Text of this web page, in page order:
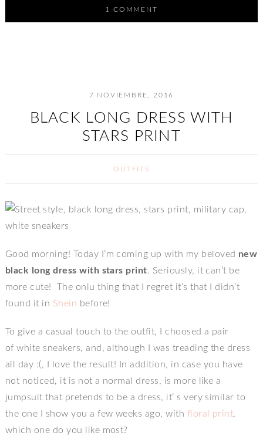
1 COMMENT
7 NOVIEMBRE, 2016
BLACK LONG DRESS WITH
STARS PRINT
OUTFITS
Good morning! Today I’m coming up with my beloved new
black long dress with stars print. Seriously, it can’t be
more cute! The onlu thing that I regret it’s that I didn’t
found it in Shein before!
To give a casual touch to the outfit, I choosed a pair
of white sneakers, and, although I was treading the dress
all day :(, I love the result! In addition, in case you have
not noticed, it is not a normal dress, is more like a
jumpsuit that pretends to be a dress, it’ s very similar to
the one I show you a few weeks ago, with floral print,
which one do you like most?